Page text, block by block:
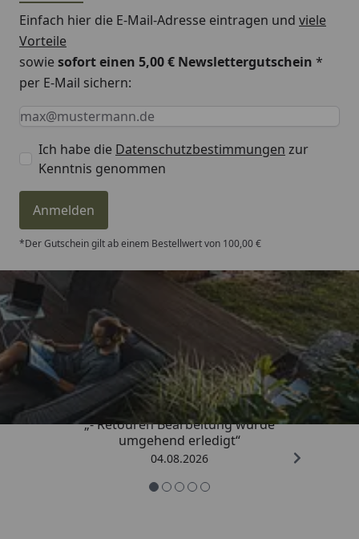
Einfach hier die E-Mail-Adresse eintragen und viele
Vorteile
sowiesofort einen 5,00 € Newslettergutschein *
per E-Mail sichern:
Keine Eingabe erforderlich
Eingabe erforderlich
E-Mail *
Ich habe die Datenschutzbestimmungen zur
Kenntnis genommen
Anmelden
*Der Gutschein gilt ab einem Bestellwert von 100,00 €
Trusted Shops
4,81/ 5
„- Retouren Bearbeitung wurde
umgehend erledigt“
04.08.2026